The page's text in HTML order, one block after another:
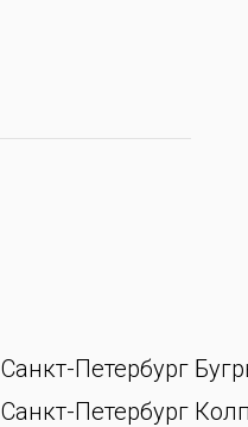
Санкт-Петербург
Санкт-Петербург